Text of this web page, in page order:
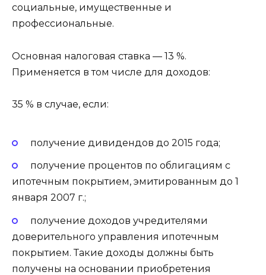
социальные, имущественные и
профессиональные.
Основная налоговая ставка — 13 %.
Применяется в том числе для доходов:
35 % в случае, если:
получение дивидендов до 2015 года;
получение процентов по облигациям с
ипотечным покрытием, эмитированным до 1
января 2007 г.;
получение доходов учредителями
доверительного управления ипотечным
покрытием. Такие доходы должны быть
получены на основании приобретения